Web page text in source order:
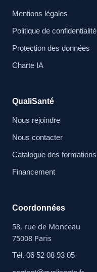
Mentions légales
Politique de confidentialité
Protection des données
Charte IA
QualiSanté
Nous rejoindre
Nous contacter
Catalogue des formations
Financement
Coordonnées
58, rue de Monceau
75008 Paris
Tél. 06 52 08 93 05